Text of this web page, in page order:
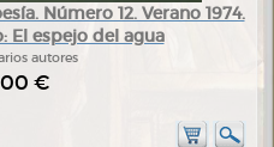
Número 12. Verano 1974.
El espejo del agua
autores
€